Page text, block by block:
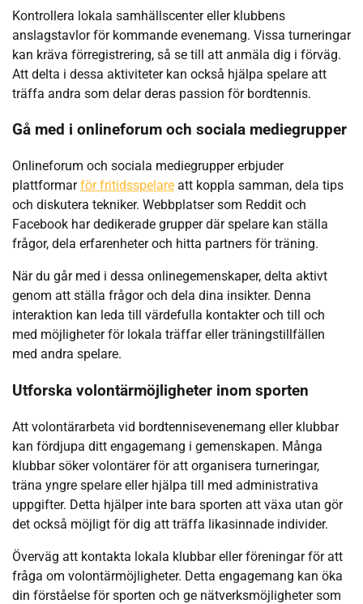
Kontrollera lokala samhällscenter eller klubbens
anslagstavlor för kommande evenemang. Vissa turneringar
kan kräva förregistrering, så se till att anmäla dig i förväg.
Att delta i dessa aktiviteter kan också hjälpa spelare att
träffa andra som delar deras passion för bordtennis.
Gå med i onlineforum och sociala mediegrupper
Onlineforum och sociala mediegrupper erbjuder
plattformarför fritidsspelare att koppla samman, dela tips
och diskutera tekniker. Webbplatser som Reddit och
Facebook har dedikerade grupper där spelare kan ställa
frågor, dela erfarenheter och hitta partners för träning.
När du går med i dessa onlinegemenskaper, delta aktivt
genom att ställa frågor och dela dina insikter. Denna
interaktion kan leda till värdefulla kontakter och till och
med möjligheter för lokala träffar eller träningstillfällen
med andra spelare.
Utforska volontärmöjligheter inom sporten
Att volontärarbeta vid bordtennisevenemang eller klubbar
kan fördjupa ditt engagemang i gemenskapen. Många
klubbar söker volontärer för att organisera turneringar,
träna yngre spelare eller hjälpa till med administrativa
uppgifter. Detta hjälper inte bara sporten att växa utan gör
det också möjligt för dig att träffa likasinnade individer.
Överväg att kontakta lokala klubbar eller föreningar för att
fråga om volontärmöjligheter. Detta engagemang kan öka
din förståelse för sporten och ge nätverksmöjligheter som